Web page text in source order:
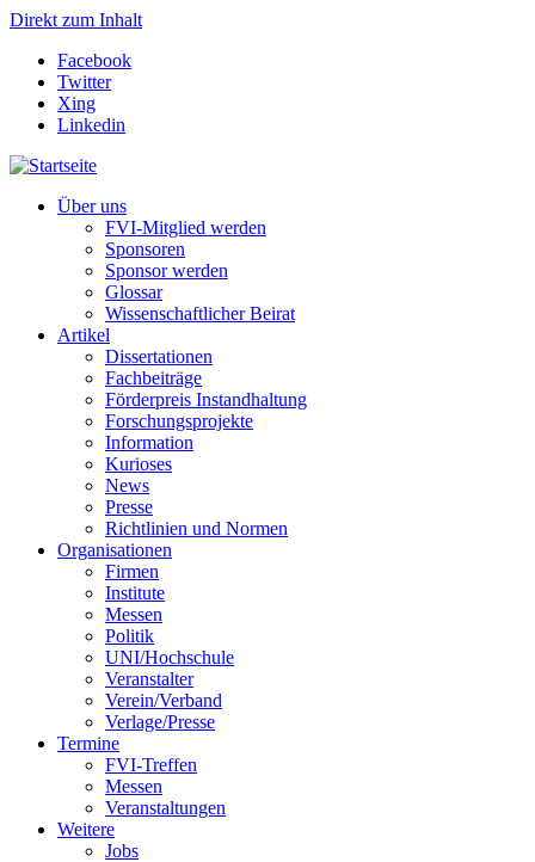
Direkt zum Inhalt
Facebook
Twitter
Xing
Linkedin
Über uns
FVI-Mitglied werden
Sponsoren
Sponsor werden
Glossar
Wissenschaftlicher Beirat
Artikel
Dissertationen
Fachbeiträge
Förderpreis Instandhaltung
Forschungsprojekte
Information
Kurioses
News
Presse
Richtlinien und Normen
Organisationen
Firmen
Institute
Messen
Politik
UNI/Hochschule
Veranstalter
Verein/Verband
Verlage/Presse
Termine
FVI-Treffen
Messen
Veranstaltungen
Weitere
Jobs